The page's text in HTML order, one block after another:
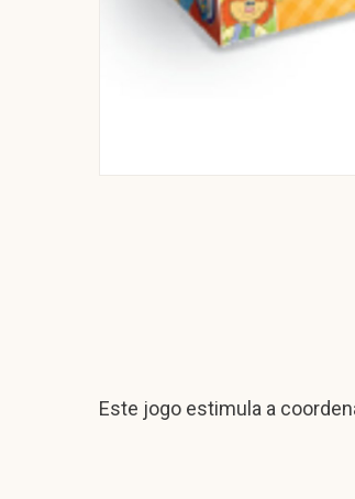
Este jogo estimula a